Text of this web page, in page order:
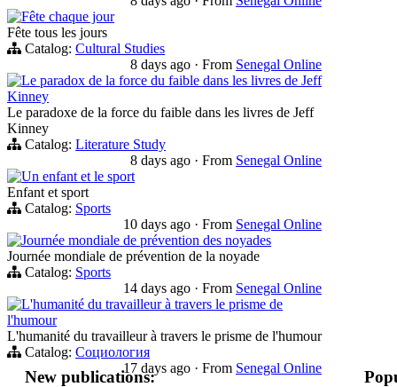
Fête chaque jour
Fête tous les jours
Catalog: Cultural Studies
8 days ago · From Senegal Online
Le paradox de la force du faible dans les livres de Jeff
Kinney
Le paradoxe de la force du faible dans les livres de Jeff
Kinney
Catalog: Literature Study
8 days ago · From Senegal Online
Un enfant et le sport
Enfant et sport
Catalog: Sports
10 days ago · From Senegal Online
Journée mondiale de prévention des noyades
Journée mondiale de prévention de la noyade
Catalog: Sports
14 days ago · From Senegal Online
L'humanité du travailleur à travers le prisme de
l'humour
L'humanité du travailleur à travers le prisme de l'humour
Catalog: Социология
17 days ago · From Senegal Online
New publications: